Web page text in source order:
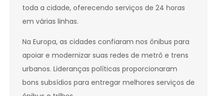
toda a cidade, oferecendo serviços de 24 horas
em várias linhas.
Na Europa, as cidades confiaram nos ônibus para
apoiar e modernizar suas redes de metrô e trens
urbanos. Lideranças políticas proporcionaram
bons subsídios para entregar melhores serviços de